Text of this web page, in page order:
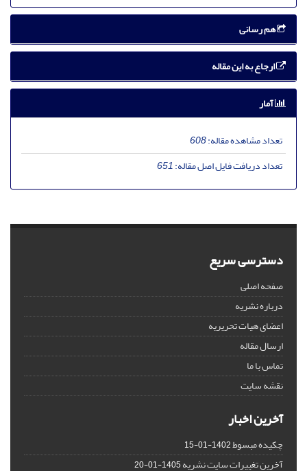
هم رسانی
ارجاع به این مقاله
آمار
تعداد مشاهده مقاله:608
تعداد دریافت فایل اصل مقاله:651
دسترسی سریع
صفحه اصلی
درباره نشریه
اعضای هیات تحریریه
ارسال مقاله
تماس با ما
نقشه سایت
آخرین اخبار
چکیده مبسوط1402-01-15
آخرین تغییرات سایت نشریه1405-01-20